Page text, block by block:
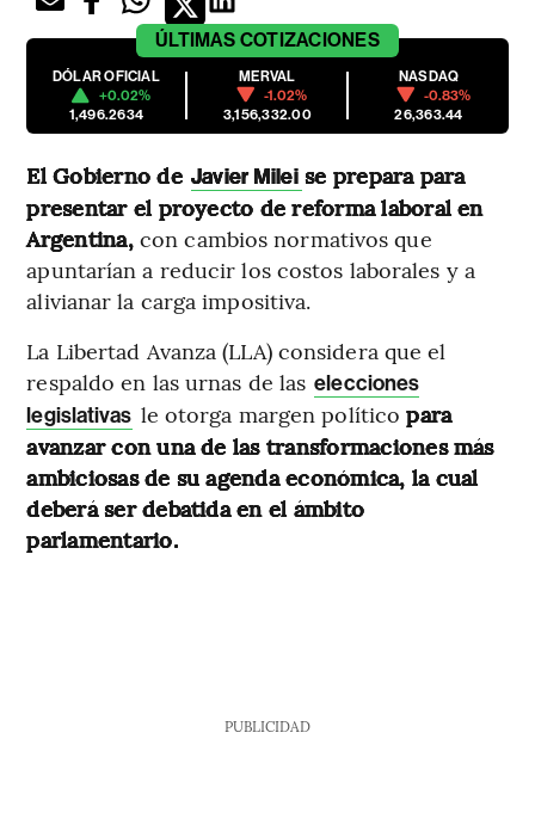
ÚLTIMAS COTIZACIONES
DÓLAR OFICIAL
+0.02%
1,496.2634
MERVAL
-1.02%
3,156,332.00
NASDAQ
-0.83%
26,363.44
El Gobierno de Javier Milei se prepara para
presentar el proyecto de reforma laboral en
Argentina,con cambios normativos que
apuntarían a reducir los costos laborales y a
alivianar la carga impositiva.
La Libertad Avanza (LLA) considera que el
respaldo en las urnas de las elecciones
legislativas le otorga margen político para
avanzar con una de las transformaciones más
ambiciosas de su agenda económica, la cual
deberá ser debatida en el ámbito
parlamentario.
PUBLICIDAD